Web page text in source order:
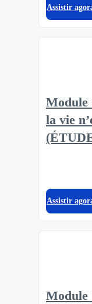
Assistir
Module
la vie
Assistir
Module